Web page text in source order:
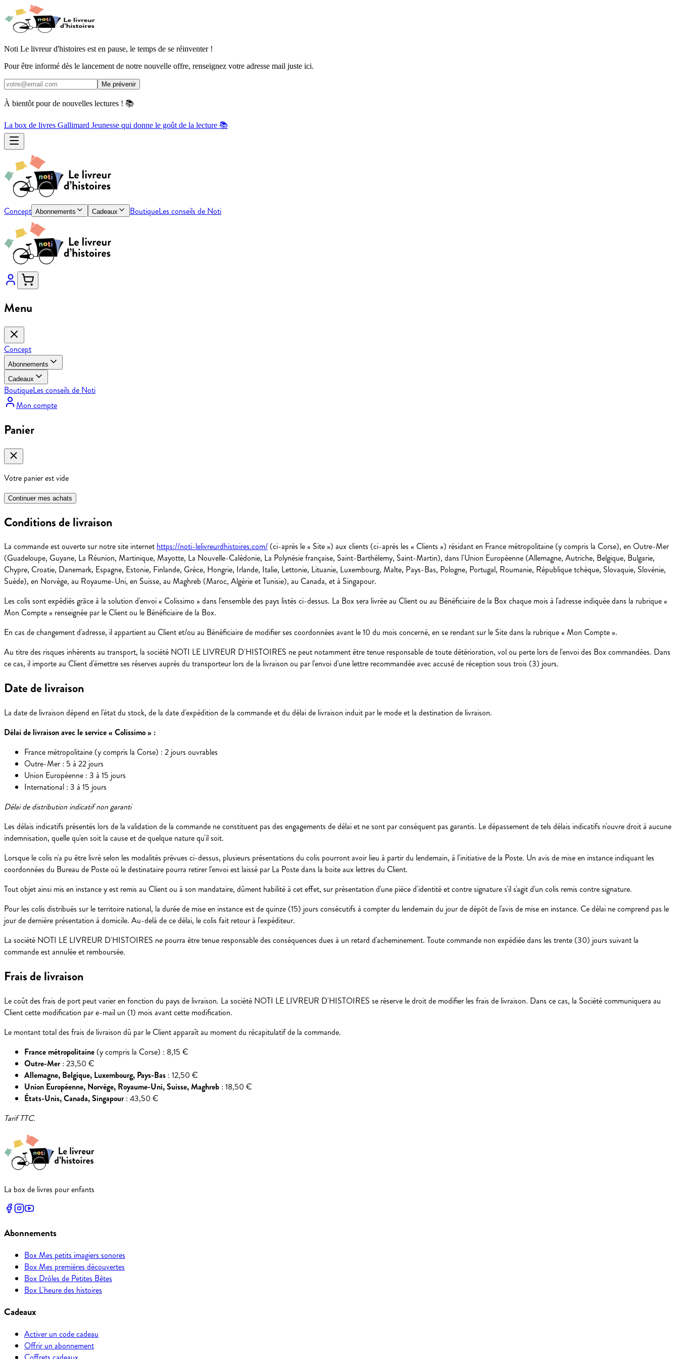
Noti Le livreur d'histoires est en pause, le temps de se réinventer !
Pour être informé dès le lancement de notre nouvelle offre, renseignez votre adresse mail juste ici.
Me prévenir
À bientôt pour de nouvelles lectures ! 📚
La box de livres Gallimard Jeunesse qui donne le goût de la lecture 📚
Concept Abonnements Cadeaux BoutiqueLes conseils de Noti
Menu
Concept
Abonnements
Cadeaux
BoutiqueLes conseils de Noti
Mon compte
Panier
Votre panier est vide
Continuer mes achats
Conditions de livraison
La commande est ouverte sur notre site internet https://noti-lelivreurdhistoires.com/ (ci-après le « Site ») aux clients (ci-après les « Clients ») résidant en France métropolitaine (y compris la Corse), en Outre-Mer
(Guadeloupe, Guyane, La Réunion, Martinique, Mayotte, La Nouvelle-Calédonie, La Polynésie française, Saint-Barthélemy, Saint-Martin), dans l'Union Européenne (Allemagne, Autriche, Belgique, Bulgarie,
Chypre, Croatie, Danemark, Espagne, Estonie, Finlande, Grèce, Hongrie, Irlande, Italie, Lettonie, Lituanie, Luxembourg, Malte, Pays-Bas, Pologne, Portugal, Roumanie, République tchèque, Slovaquie, Slovénie,
Suède), en Norvège, au Royaume-Uni, en Suisse, au Maghreb (Maroc, Algérie et Tunisie), au Canada, et à Singapour.
Les colis sont expédiés grâce à la solution d'envoi « Colissimo » dans l'ensemble des pays listés ci-dessus. La Box sera livrée au Client ou au Bénéficiaire de la Box chaque mois à l'adresse indiquée dans la rubrique «
Mon Compte » renseignée par le Client ou le Bénéficiaire de la Box.
En cas de changement d'adresse, il appartient au Client et/ou au Bénéficiaire de modifier ses coordonnées avant le 10 du mois concerné, en se rendant sur le Site dans la rubrique « Mon Compte ».
Au titre des risques inhérents au transport, la société NOTI LE LIVREUR D'HISTOIRES ne peut notamment être tenue responsable de toute détérioration, vol ou perte lors de l'envoi des Box commandées. Dans
ce cas, il importe au Client d'émettre ses réserves auprès du transporteur lors de la livraison ou par l'envoi d'une lettre recommandée avec accusé de réception sous trois (3) jours.
Date de livraison
La date de livraison dépend en l'état du stock, de la date d'expédition de la commande et du délai de livraison induit par le mode et la destination de livraison.
Délai de livraison avec le service « Colissimo » :
France métropolitaine (y compris la Corse) : 2 jours ouvrables
Outre-Mer : 5 à 22 jours
Union Européenne : 3 à 15 jours
International : 3 à 15 jours
Délai de distribution indicatif non garanti
Les délais indicatifs présentés lors de la validation de la commande ne constituent pas des engagements de délai et ne sont par conséquent pas garantis. Le dépassement de tels délais indicatifs n'ouvre droit à aucune
indemnisation, quelle qu'en soit la cause et de quelque nature qu'il soit.
Lorsque le colis n'a pu être livré selon les modalités prévues ci-dessus, plusieurs présentations du colis pourront avoir lieu à partir du lendemain, à l'initiative de la Poste. Un avis de mise en instance indiquant les
coordonnées du Bureau de Poste où le destinataire pourra retirer l'envoi est laissé par La Poste dans la boite aux lettres du Client.
Tout objet ainsi mis en instance y est remis au Client ou à son mandataire, dûment habilité à cet effet, sur présentation d'une pièce d'identité et contre signature s'il s'agit d'un colis remis contre signature.
Pour les colis distribués sur le territoire national, la durée de mise en instance est de quinze (15) jours consécutifs à compter du lendemain du jour de dépôt de l'avis de mise en instance. Ce délai ne comprend pas le
jour de dernière présentation à domicile. Au-delà de ce délai, le colis fait retour à l'expéditeur.
La société NOTI LE LIVREUR D'HISTOIRES ne pourra être tenue responsable des conséquences dues à un retard d'acheminement. Toute commande non expédiée dans les trente (30) jours suivant la
commande est annulée et remboursée.
Frais de livraison
Le coût des frais de port peut varier en fonction du pays de livraison. La société NOTI LE LIVREUR D'HISTOIRES se réserve le droit de modifier les frais de livraison. Dans ce cas, la Société communiquera au
Client cette modification par e-mail un (1) mois avant cette modification.
Le montant total des frais de livraison dû par le Client apparaît au moment du récapitulatif de la commande.
France métropolitaine (y compris la Corse) : 8,15 €
Outre-Mer: 23,50 €
Allemagne, Belgique, Luxembourg, Pays-Bas : 12,50 €
Union Européenne, Norvège, Royaume-Uni, Suisse, Maghreb : 18,50 €
États-Unis, Canada, Singapour: 43,50 €
Tarif TTC.
La box de livres pour enfants
Abonnements
Box Mes petits imagiers sonores
Box Mes premières découvertes
Box Drôles de Petites Bêtes
Box L'heure des histoires
Cadeaux
Activer un code cadeau
Offrir un abonnement